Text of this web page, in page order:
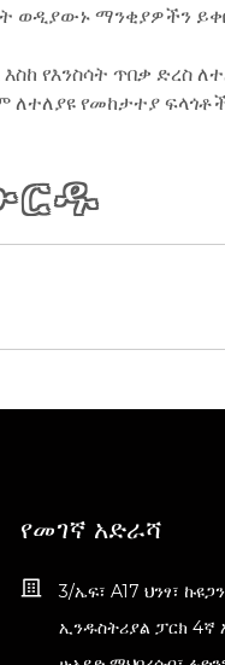
ወዲያውኑ ማንቂያዎችን
የእንስሳት ጥበቃ ድረስ
ለተለያዩ የመከታተያ
የመገኛ አድራሻ
3/ኤፍ፣ A17 ህንፃ፣
ኢንዱስትሪያል ፓርክ 4ኛ